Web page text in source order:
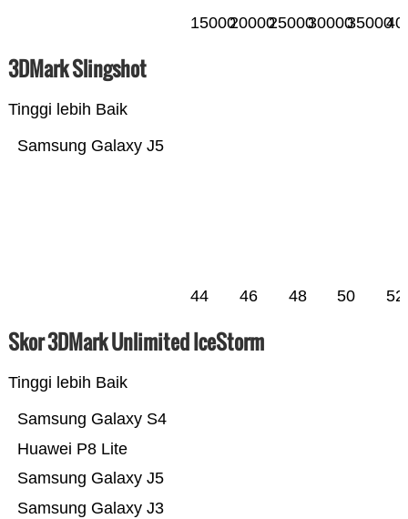
1500020000250003000035000
3DMark Slingshot
Tinggi lebih Baik
Samsung Galaxy J5
44 46 48 50 52
Skor 3DMark Unlimited IceStorm
Tinggi lebih Baik
Samsung Galaxy J3
Samsung Galaxy J5
Huawei P8 Lite
Samsung Galaxy S4